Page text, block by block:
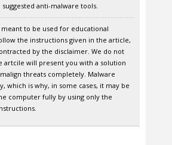
anti-malware tools.
to be used for educational
the instructions given in the article,
by the disclaimer. We do not
artcile will present you with a solution
threats completely. Malware
which is why, in some cases, it may be
computer fully by using only the